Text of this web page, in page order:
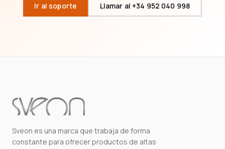
Ir al soporte Llamar al +34 952 040 998
Sveon es una marca que trabaja de forma
constante para ofrecer productos de altas